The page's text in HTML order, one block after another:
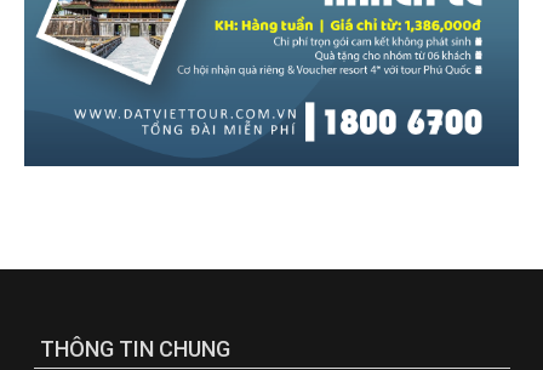
THÔNG TIN CHUNG